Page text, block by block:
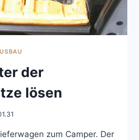
der
lösen
zum Camper. Der